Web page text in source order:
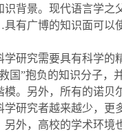
背景。现代语言学
具有广博的知识面可以
研究需要具有科学的
国”抱负的知识分子，
。另外，所有的诺
研究者越来越少，
外，高校的学术环